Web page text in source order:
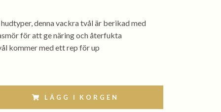
denna vackra tvål är berikad med
för att ge näring och återfukta
kommer med ett rep för up
LÄGG I KORGEN